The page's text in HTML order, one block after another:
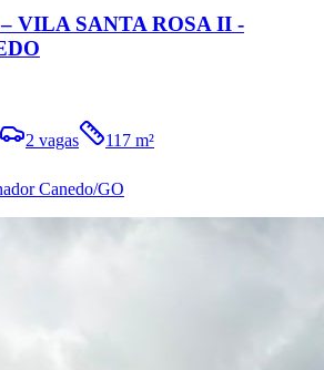
VILA SANTA ROSA II -
2 vagas 117 m²
Canedo/GO